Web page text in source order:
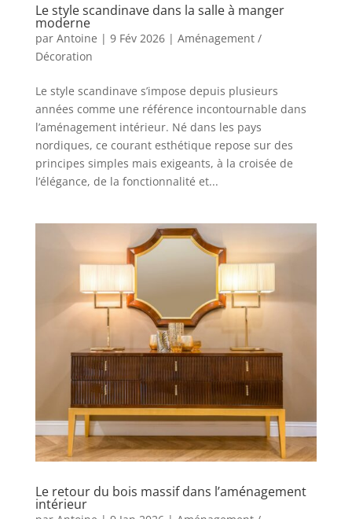
Le style scandinave dans la salle à manger
moderne
par Antoine | 9 Fév 2026| Aménagement /
Décoration
Le style scandinave s’impose depuis plusieurs
années comme une référence incontournable dans
l’aménagement intérieur. Né dans les pays
nordiques, ce courant esthétique repose sur des
principes simples mais exigeants, à la croisée de
l’élégance, de la fonctionnalité et...
Le retour du bois massif dans l’aménagement
intérieur